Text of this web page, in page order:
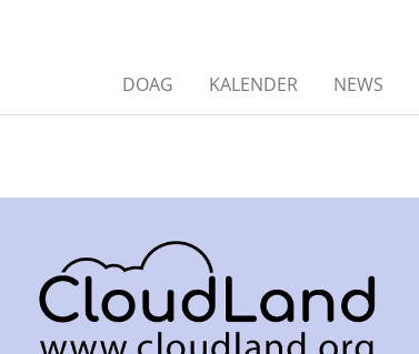
DOAG KALENDER NEWS